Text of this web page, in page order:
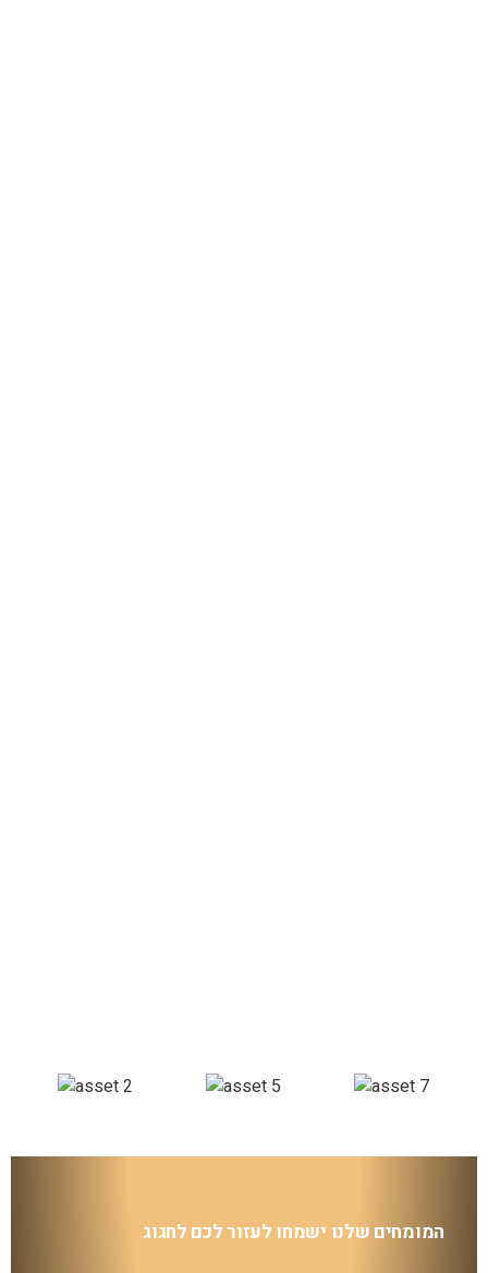
המומחים שלנו ישמחו לעזור לכם לחגוג